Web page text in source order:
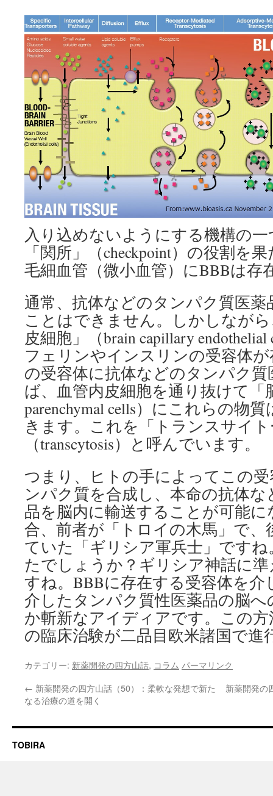
入り込めないようにする機構の
「関所」（checkpoint）の役割を
毛細血管（微小血管）にBBBは存
通常、抗体などのタンパク質医
ことはできません。しかしなが
皮細胞」（brain capillary
フェリンやインスリンの受容体
の受容体に抗体などのタンパク
ば、血管内皮細胞を通り抜けて「
parenchymal cells）にこれらの物
きます。これを「トランスサイ
（transcytosis）と呼んでいます。
つまり、ヒトの手によってこの
ンパク質を合成し、本命の抗体
品を脳内に輸送することが可能
合、前者が「トロイの木馬」で
ていた「ギリシア軍兵士」です
たでしょうか？ギリシア神話に
すね。BBBに存在する受容体を
介したタンパク質性医薬品の脳
か斬新なアイディアです。この
の臨床治験が二品目欧米諸国で進
カテゴリー: 新薬開発の四方山話, コラム パーマリンク
← 新薬開発の四方山話（50）：柔軟な発想で新た
なる治療の道を開く
新薬開発の
TOBIRA